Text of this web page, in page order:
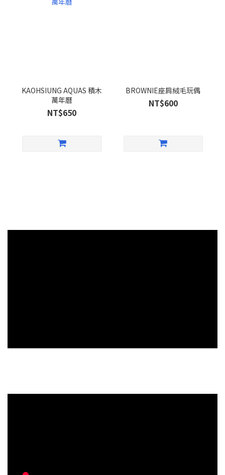
KAOHSIUNG AQUAS 積木
萬年曆
NT$650
BROWNIE座肩絨毛玩偶
NT$600